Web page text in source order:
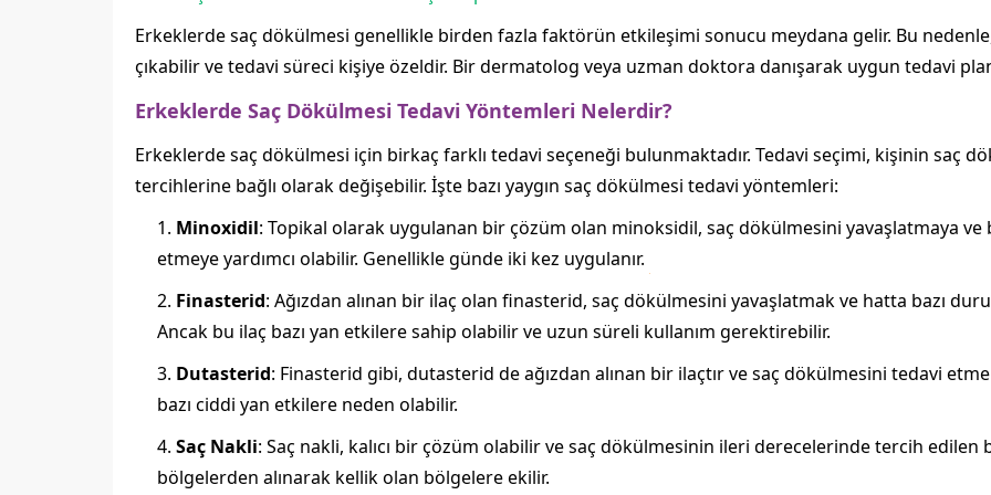
Erkeklerde saç dökülmesi genellikle birden fazla faktörün etkileşimi sonucu meydana gelir. Bu
çıkabilir ve tedavi süreci kişiye özeldir. Bir dermatolog veya uzman doktora danışarak uygun tedavi
Erkeklerde Saç Dökülmesi Tedavi Yöntemleri Nelerdir?
Erkeklerde saç dökülmesi için birkaç farklı tedavi seçeneği bulunmaktadır. Tedavi seçimi, kişinin saç
tercihlerine bağlı olarak değişebilir. İşte bazı yaygın saç dökülmesi tedavi yöntemleri:
Minoxidil: Topikal olarak uygulanan bir çözüm olan minoksidil, saç dökülmesini yavaşlatmaya
etmeye yardımcı olabilir. Genellikle günde iki kez uygulanır.
Finasterid: Ağızdan alınan bir ilaç olan finasterid, saç dökülmesini yavaşlatmak ve hatta bazı
Ancak bu ilaç bazı yan etkilere sahip olabilir ve uzun süreli kullanım gerektirebilir.
Dutasterid: Finasterid gibi, dutasterid de ağızdan alınan bir ilaçtır ve saç dökülmesini tedavi
bazı ciddi yan etkilere neden olabilir.
Saç Nakli: Saç nakli, kalıcı bir çözüm olabilir ve saç dökülmesinin ileri derecelerinde tercih edilen
bölgelerden alınarak kellik olan bölgelere ekilir.